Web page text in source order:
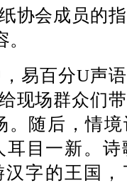
协会成员的
易百分U声
现场群众们
。随后，情
耳目一新。
字的王国